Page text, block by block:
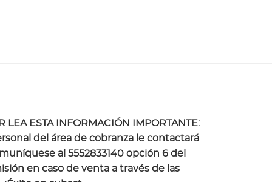
LEA ESTA INFORMACIÓN IMPORTANTE:
del área de cobranza le contactará
al 5552833140 opción 6 del
en caso de venta a través de las